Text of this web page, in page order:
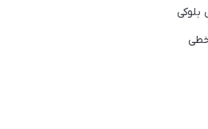
بلوکی